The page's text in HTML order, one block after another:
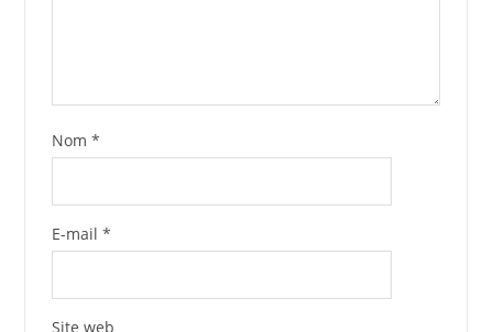
Nom *
E-mail *
Site web